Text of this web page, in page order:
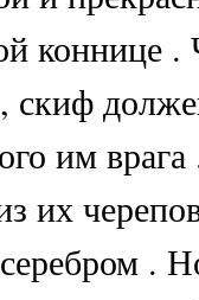
коннице .
скиф
им
их
.